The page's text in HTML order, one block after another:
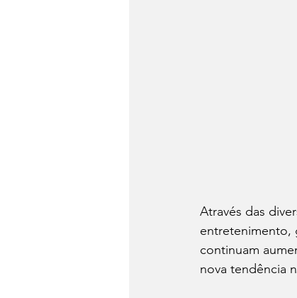
Através das
entretenimento,
continuam
nova tendência